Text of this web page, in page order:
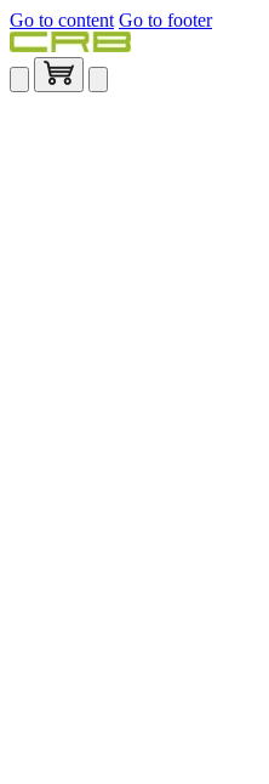
Go to content Go to footer